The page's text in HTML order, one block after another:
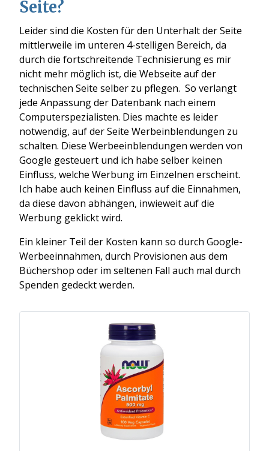
Seite?
Leider sind die Kosten für den Unterhalt der Seite
mittlerweile im unteren 4-stelligen Bereich, da
durch die fortschreitende Technisierung es mir
nicht mehr möglich ist, die Webseite auf der
technischen Seite selber zu pflegen. So verlangt
jede Anpassung der Datenbank nach einem
Computerspezialisten. Dies machte es leider
notwendig, auf der Seite Werbeinblendungen zu
schalten. Diese Werbeeinblendungen werden von
Google gesteuert und ich habe selber keinen
Einfluss, welche Werbung im Einzelnen erscheint.
Ich habe auch keinen Einfluss auf die Einnahmen,
da diese davon abhängen, inwieweit auf die
Werbung geklickt wird.
Ein kleiner Teil der Kosten kann so durch Google-
Werbeeinnahmen, durch Provisionen aus dem
Büchershop oder im seltenen Fall auch mal durch
Spenden gedeckt werden.